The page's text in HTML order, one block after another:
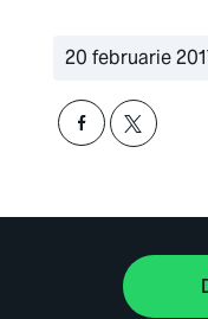
20 februarie